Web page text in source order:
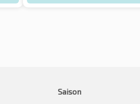
Saison